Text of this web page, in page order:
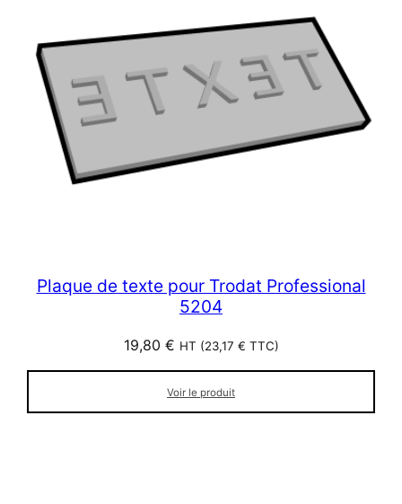
Plaque de texte pour Trodat Professional
5204
19,80 € HT (23,17 € TTC)
Voir le produit